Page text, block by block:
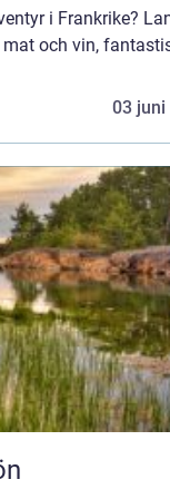
i Frankrike?
och vin,
03 juni